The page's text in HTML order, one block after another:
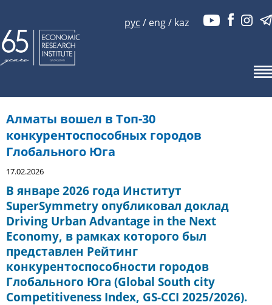
рус / eng/ kaz
Алматы вошел в Топ-30
конкурентоспособных городов
Глобального Юга
17.02.2026
В январе 2026 года Институт
SuperSymmetry опубликовал доклад
Driving Urban Advantage in the Next
Economy, в рамках которого был
представлен Рейтинг
конкурентоспособности городов
Глобального Юга (Global South city
Competitiveness Index, GS-CCI 2025/2026).